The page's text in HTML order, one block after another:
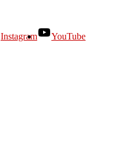
Instagram YouTube